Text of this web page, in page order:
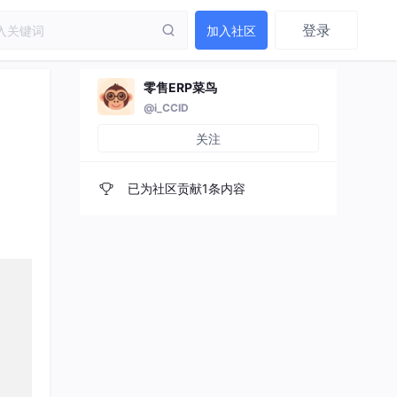
加入社区 登录
零售ERP菜鸟
@i_CCID
关注
已为社区贡献1条内容